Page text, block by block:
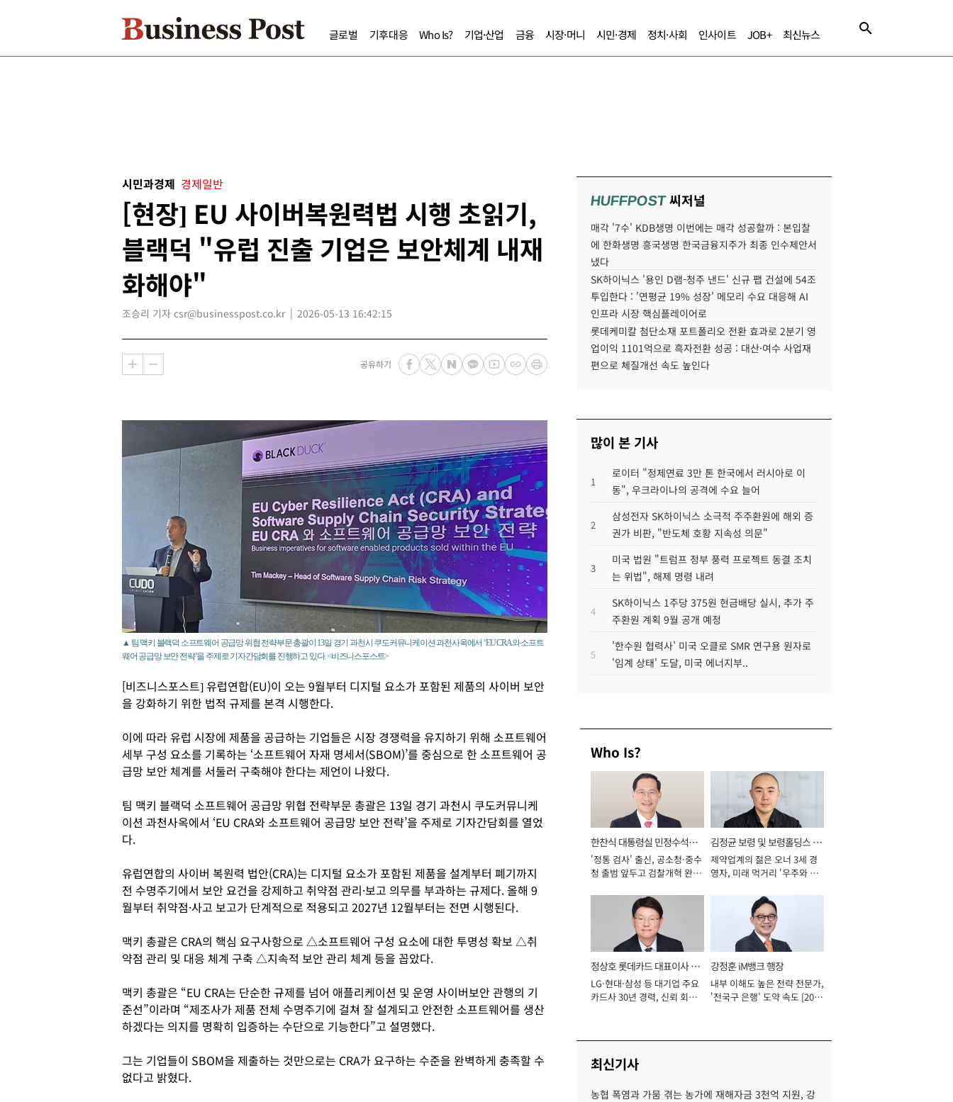
글로벌 기후대응 Who Is? 기업·산업 금융 시장·머니 시민·경제 정치·사회 인사이트 JOB+ 최신뉴스
시민과경제 경제일반
[현장] EU 사이버복원력법 시행 초읽기,
블랙덕 "유럽 진출 기업은 보안체계 내재
화해야"
조승리 기자 csr@businesspost.co.kr 2026-05-13 16:42:15
공유하기
▲ 팀 맥키 블랙덕 소프트웨어 공급망 위협 전략부문 총괄이 13일 경기 과천시 쿠도커뮤니케이션 과천사옥에서 ‘EU CRA와 소프트
웨어 공급망 보안 전략’을 주제로 기자간담회를 진행하고 있다. <비즈니스포스트>
[비즈니스포스트] 유럽연합(EU)이 오는 9월부터 디지털 요소가 포함된 제품의 사이버 보안
을 강화하기 위한 법적 규제를 본격 시행한다.
이에 따라 유럽 시장에 제품을 공급하는 기업들은 시장 경쟁력을 유지하기 위해 소프트웨어
세부 구성 요소를 기록하는 ‘소프트웨어 자재 명세서(SBOM)’를 중심으로 한 소프트웨어 공
급망 보안 체계를 서둘러 구축해야 한다는 제언이 나왔다.
팀 맥키 블랙덕 소프트웨어 공급망 위협 전략부문 총괄은 13일 경기 과천시 쿠도커뮤니케
이션 과천사옥에서 ‘EU CRA와 소프트웨어 공급망 보안 전략’을 주제로 기자간담회를 열었
다.
유럽연합의 사이버 복원력 법안(CRA)는 디지털 요소가 포함된 제품을 설계부터 폐기까지
전 수명주기에서 보안 요건을 강제하고 취약점 관리·보고 의무를 부과하는 규제다. 올해 9
월부터 취약점·사고 보고가 단계적으로 적용되고 2027년 12월부터는 전면 시행된다.
맥키 총괄은 CRA의 핵심 요구사항으로 △소프트웨어 구성 요소에 대한 투명성 확보 △취
약점 관리 및 대응 체계 구축 △지속적 보안 관리 체계 등을 꼽았다.
맥키 총괄은 “EU CRA는 단순한 규제를 넘어 애플리케이션 및 운영 사이버보안 관행의 기
준선”이라며 “제조사가 제품 전체 수명주기에 걸쳐 잘 설계되고 안전한 소프트웨어를 생산
하겠다는 의지를 명확히 입증하는 수단으로 기능한다”고 설명했다.
그는 기업들이 SBOM을 제출하는 것만으로는 CRA가 요구하는 수준을 완벽하게 충족할 수
없다고 밝혔다.
HUFFPOST씨저널
매각 '7수' KDB생명 이번에는 매각 성공할까 : 본입찰
에 한화생명 흥국생명 한국금융지주가 최종 인수제안서
냈다
SK하이닉스 '용인 D램-청주 낸드' 신규 팹 건설에 54조
투입한다 : '연평균 19% 성장' 메모리 수요 대응해 AI
인프라 시장 핵심플레이어로
롯데케미칼 첨단소재 포트폴리오 전환 효과로 2분기 영
업이익 1101억으로 흑자전환 성공 : 대산·여수 사업재
편으로 체질개선 속도 높인다
많이 본 기사
1
로이터 "정제연료 3만 톤 한국에서 러시아로 이
동", 우크라이나의 공격에 수요 늘어
2
삼성전자 SK하이닉스 소극적 주주환원에 해외 증
권가 비판, "반도체 호황 지속성 의문"
3
미국 법원 "트럼프 정부 풍력 프로젝트 동결 조치
는 위법", 해제 명령 내려
4
SK하이닉스 1주당 375원 현금배당 실시, 추가 주
주환원 계획 9월 공개 예정
5
'한수원 협력사' 미국 오클로 SMR 연구용 원자로
'임계 상태' 도달, 미국 에너지부..
Who Is?
한찬식 대통령실 민정수석비
서관
'정통 검사' 출신, 공소청·중수
청 출범 앞두고 검찰개혁 완수
김정균 보령 및 보령홀딩스 대
표이사 사장
제약업계의 젊은 오너 3세 경
영자, 미래 먹거리 '우주와 헬
정상호 롯데카드 대표이사 사
장
LG·현대·삼성 등 대기업 주요
카드사 30년 경력, 신뢰 회복
강정훈 iM뱅크 행장
내부 이해도 높은 전략 전문가,
'전국구 은행' 도약 속도 [2026
최신기사
농협 폭염과 가뭄 겪는 농가에 재해자금 3천억 지원, 강